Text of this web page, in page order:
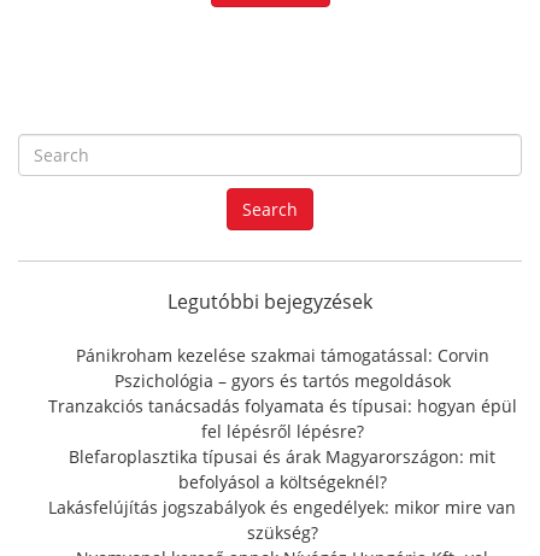
e
r
f
r
:
Search
Legutóbbi bejegyzések
Pánikroham kezelése szakmai támogatással: Corvin
Pszichológia – gyors és tartós megoldások
Tranzakciós tanácsadás folyamata és típusai: hogyan épül
fel lépésről lépésre?
Blefaroplasztika típusai és árak Magyarországon: mit
befolyásol a költségeknél?
Lakásfelújítás jogszabályok és engedélyek: mikor mire van
szükség?